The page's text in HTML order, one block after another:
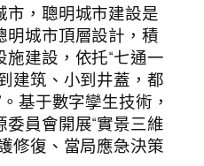
市，聰明城市建設是
城市頂層設計，積
建設，依托“七通一
建筑、小到井蓋，都
基于數字孿生技術，
員會開展“實景三維
修復、當局應急決策